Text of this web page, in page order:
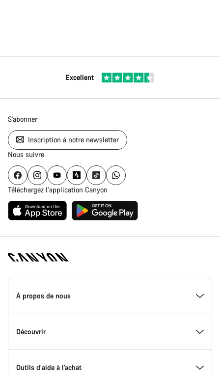
Excellent
S'abonner
Inscription à notre newsletter
Nous suivre
Téléchargez l’application Canyon
Page
d'accueil
Canyon
-
Canyon
À propos de nous
Inside Canyon
L'innovation chez Canyon
Découvrir
Evénements
Outils d’aide à l'achat